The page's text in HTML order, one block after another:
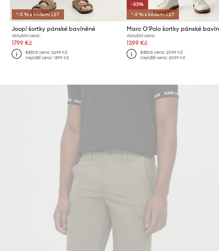
*-5 % s kódem: LST
Joop! šortky pánské bavlněné
Aktuální cena:
1799 Kč
Běžná cena:2699 Kč
Nejnižší cena:1899 Kč
-33%
*-5 % s kódem: LST
Marc O'Polo šortky pánské
Aktuální cena:
1399 Kč
Běžná cena: 2099 Kč
Nejnižší cena: 2099 Kč